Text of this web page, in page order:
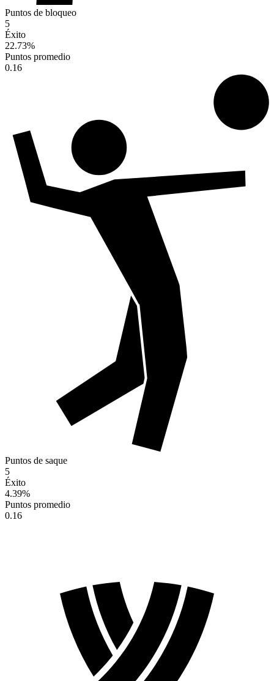
Puntos de bloqueo
5
Éxito
22.73%
Puntos promedio
0.16
Puntos de saque
5
Éxito
4.39%
Puntos promedio
0.16